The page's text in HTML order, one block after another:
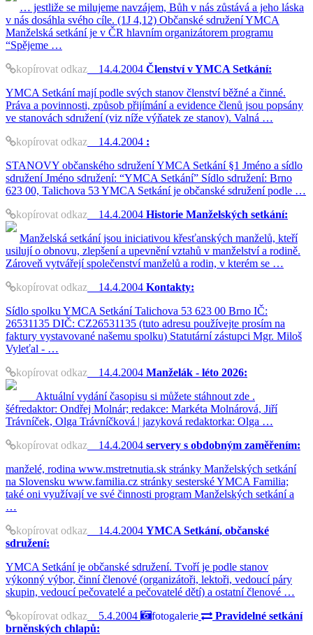
… jestliže se milujeme navzájem, Bůh v nás zůstává a jeho láska
v nás dosáhla svého cíle. (1J 4,12) Občanské sdružení YMCA
Manželská setkání je v ČR hlavním organizátorem programu
“Spějeme …
kopírovat odkaz 14.4.2004 Členství v YMCA Setkání:
YMCA Setkání mají podle svých stanov členství běžné a činné.
Práva a povinnosti, způsob přijímání a evidence členů jsou popsány
ve stanovách sdružení (viz níže výňatek ze stanov). Valná …
kopírovat odkaz 14.4.2004 :
STANOVY občanského sdružení YMCA Setkání §1 Jméno a sídlo
sdružení Jméno sdružení: “YMCA Setkání” Sídlo sdružení: Brno
623 00, Talichova 53 YMCA Setkání je občanské sdružení podle …
kopírovat odkaz 14.4.2004 Historie Manželských setkání:
Manželská setkání jsou iniciativou křesťanských manželů, kteří
usilují o obnovu, zlepšení a upevnění vztahů v manželství a rodině.
Zároveň vytvářejí společenství manželů a rodin, v kterém se …
kopírovat odkaz 14.4.2004 Kontakty:
Sídlo spolku YMCA Setkání Talichova 53 623 00 Brno IČ:
26531135 DIČ: CZ26531135 (tuto adresu používejte prosím na
faktury vystavované našemu spolku) Statutární zástupci Mgr. Miloš
Vyleťal - …
kopírovat odkaz 14.4.2004 Manželák - léto 2026:
Aktuální vydání časopisu si můžete stáhnout zde .
šéfredaktor: Ondřej Molnár; redakce: Markéta Molnárová, Jiří
Trávníček, Olga Trávníčková | jazyková redaktorka: Olga …
kopírovat odkaz 14.4.2004 servery s obdobným zaměřením:
manželé, rodina www.mstretnutia.sk stránky Manželských setkání
na Slovensku www.familia.cz stránky sesterské YMCA Familia;
také oni využívají ve své činnosti program Manželských setkání a
…
kopírovat odkaz 14.4.2004 YMCA Setkání, občanské
sdružení:
YMCA Setkání je občanské sdružení. Tvoří je podle stanov
výkonný výbor, činní členové (organizátoři, lektoři, vedoucí páry
skupin, vedoucí pečovatelé a pečovatelé dětí) a ostatní členové …
kopírovat odkaz 5.4.2004 fotogalerie
Pravidelné setkání
brněnských chlapů: